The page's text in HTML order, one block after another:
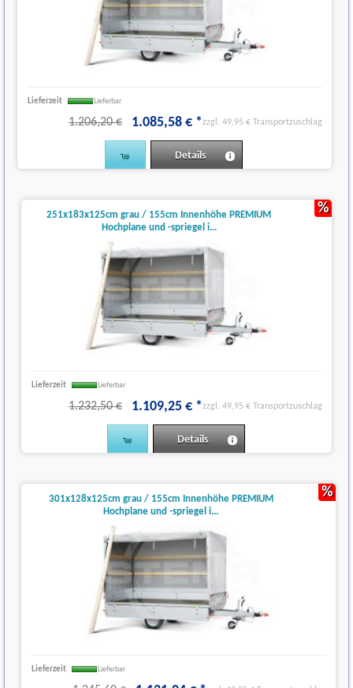
Lieferzeit Lieferbar
1.206,20 € 1.085,58 € *zzgl. 49,95 € Transportzuschlag
Details
251x183x125cm grau / 155cm Innenhöhe PREMIUM
Hochplane und -spriegel i...
Lieferzeit Lieferbar
1.232,50 € 1.109,25 € *zzgl. 49,95 € Transportzuschlag
Details
%
301x128x125cm grau / 155cm Innenhöhe PREMIUM
Hochplane und -spriegel i...
Lieferzeit Lieferbar
%